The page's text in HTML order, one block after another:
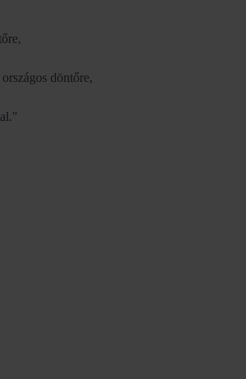
döntőre,